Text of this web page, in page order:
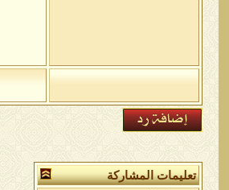
تعليمات المشاركة